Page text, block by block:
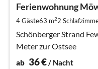
Ferienwohnung
4 Gäste63 m22
Schönberger Strand
Meter zur Ostsee
ab 36€/ Nacht